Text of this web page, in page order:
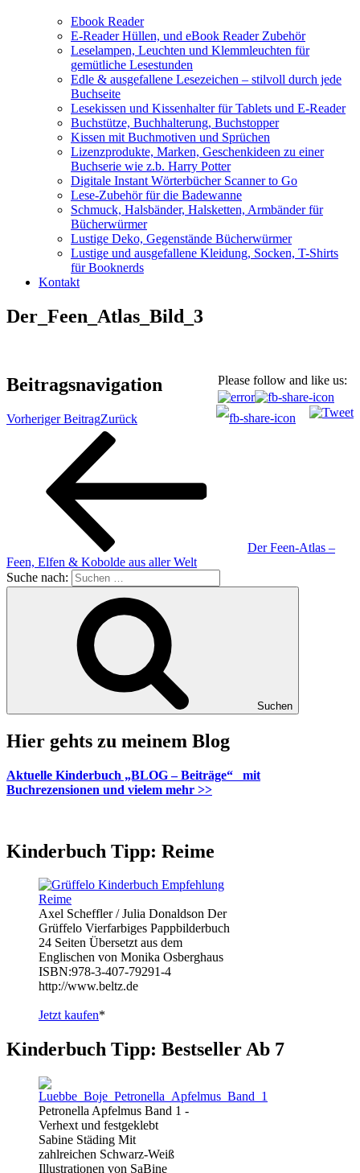
Ebook Reader
E-Reader Hüllen, und eBook Reader Zubehör
Leselampen, Leuchten und Klemmleuchten für
gemütliche Lesestunden
Edle & ausgefallene Lesezeichen – stilvoll durch jede
Buchseite
Lesekissen und Kissenhalter für Tablets und E-Reader
Buchstütze, Buchhalterung, Buchstopper
Kissen mit Buchmotiven und Sprüchen
Lizenzprodukte, Marken, Geschenkideen zu einer
Buchserie wie z.b. Harry Potter
Digitale Instant Wörterbücher Scanner to Go
Lese-Zubehör für die Badewanne
Schmuck, Halsbänder, Halsketten, Armbänder für
Bücherwürmer
Lustige Deko, Gegenstände Bücherwürmer
Lustige und ausgefallene Kleidung, Socken, T-Shirts
für Booknerds
Kontakt
Der_Feen_Atlas_Bild_3
Please follow and like us:
Beitragsnavigation
Vorheriger BeitragZurück
Der Feen-Atlas –
Feen, Elfen & Kobolde aus aller Welt
Suche nach:
Suchen
Hier gehts zu meinem Blog
Aktuelle Kinderbuch „BLOG – Beiträge“ mit
Buchrezensionen und vielem mehr >>
Kinderbuch Tipp: Reime
Axel Scheffler / Julia Donaldson Der
Grüffelo Vierfarbiges Pappbilderbuch
24 Seiten Übersetzt aus dem
Englischen von Monika Osberghaus
ISBN:978-3-407-79291-4
http://www.beltz.de
Jetzt kaufen*
Kinderbuch Tipp: Bestseller Ab 7
Petronella Apfelmus Band 1 -
Verhext und festgeklebt
Sabine Städing Mit
zahlreichen Schwarz-Weiß
Illustrationen von SaBine